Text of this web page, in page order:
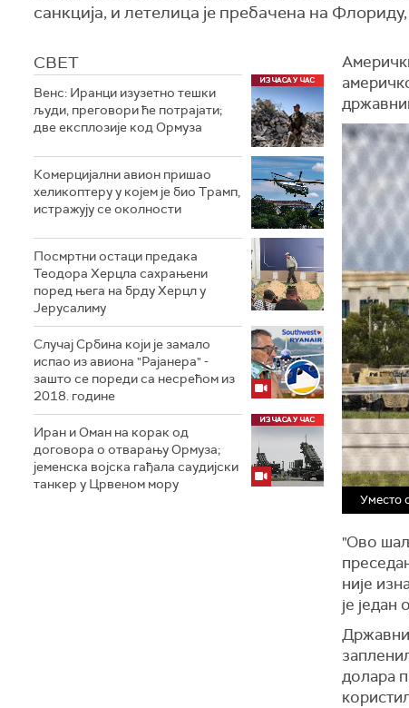
санкција, и летелица је пребачена на
СВЕТ
Венс: Иранци изузетно тешки
људи, преговори ће потрајати;
две експлозије код Ормуза
Комерцијални авион пришао
хеликоптеру у којем је био Трамп,
истражују се околности
Посмртни остаци предака
Теодора Херцла сахрањени
поред њега на брду Херцл у
Јерусалиму
Случај Србина који је замало
испао из авиона "Рајанера" -
зашто се пореди са несрећом из
2018. године
Иран и Оман на корак од
договора о отварању Ормуза;
jеменска војска гађала саудијски
танкер у Црвеном мору
Уместо
"Ово
није
је
Државни
долара